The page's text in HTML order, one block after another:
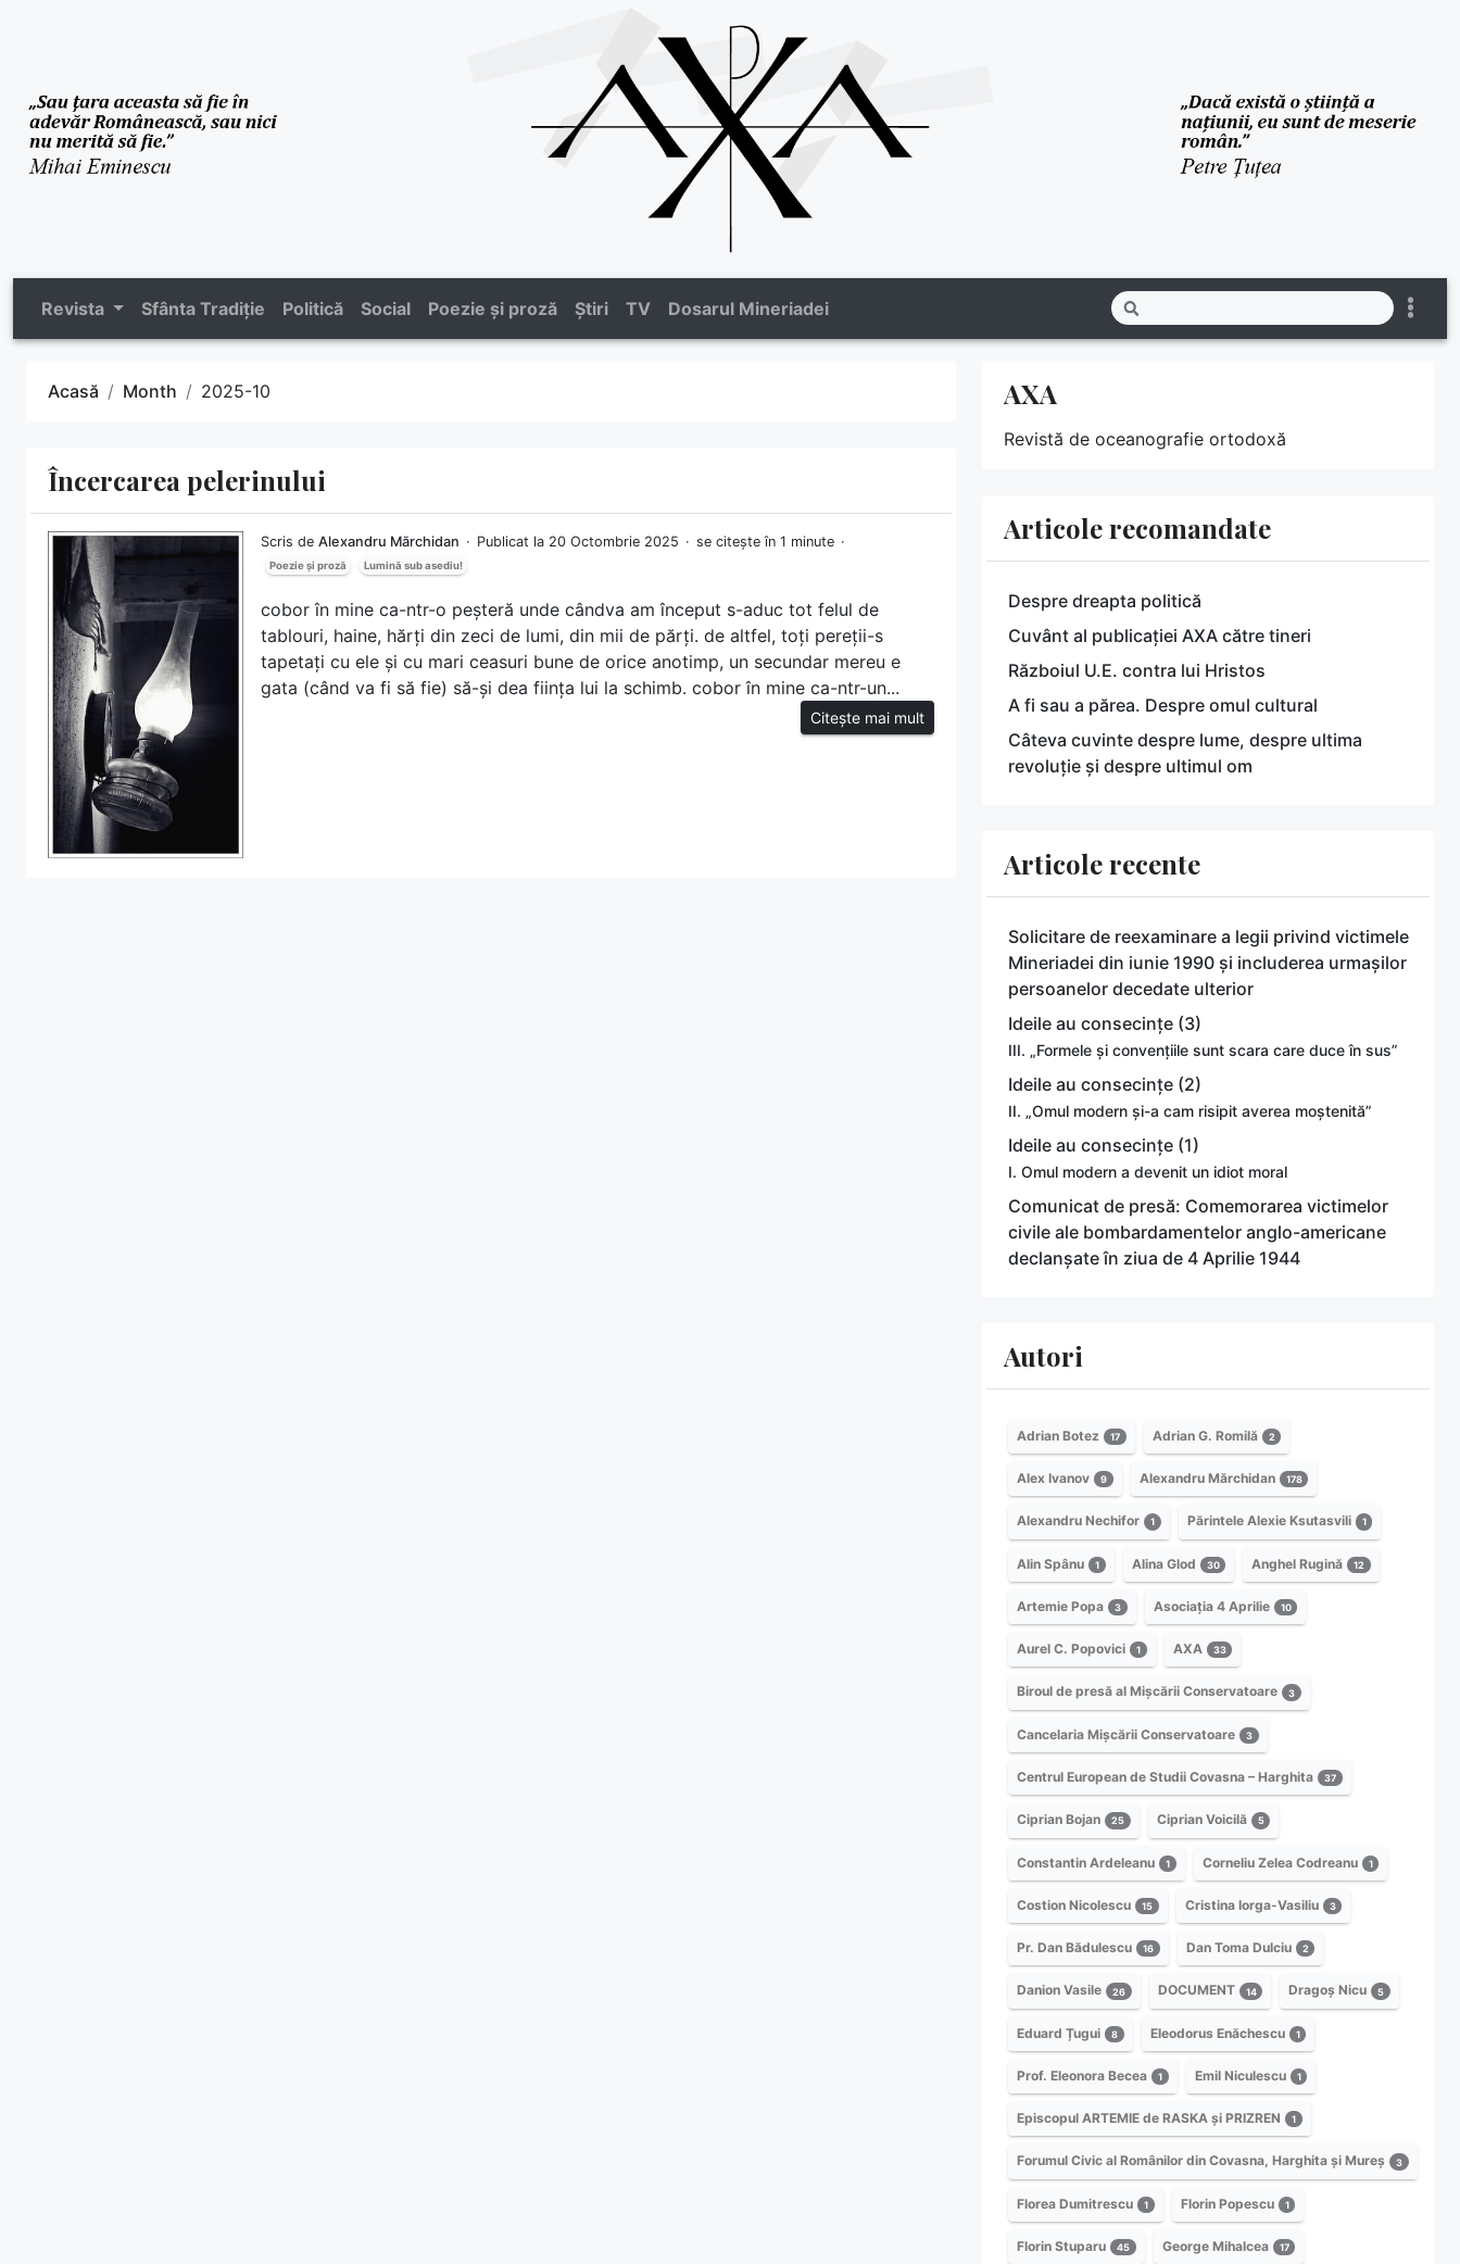
Revista Sfânta Tradiție Politică Social Poezie și proză Știri TV Dosarul Mineriadei
Acasă Month 2025-10
Încercarea pelerinului
Scris de Alexandru Mărchidan Publicat la 20 Octombrie 2025 se citește în 1 minute
Poezie și proză Lumină sub asediu!
cobor în mine ca-ntr-o peșteră unde cândva am început s-aduc tot felul de
tablouri, haine, hărți din zeci de lumi, din mii de părți. de altfel, toți pereții-s
tapetați cu ele și cu mari ceasuri bune de orice anotimp, un secundar mereu e
gata (când va fi să fie) să-și dea ființa lui la schimb. cobor în mine ca-ntr-un...
Citește mai mult
AXA
Revistă de oceanografie ortodoxă
Articole recomandate
Despre dreapta politică
Cuvânt al publicației AXA către tineri
Războiul U.E. contra lui Hristos
A fi sau a părea. Despre omul cultural
Câteva cuvinte despre lume, despre ultima
revoluție și despre ultimul om
Articole recente
Solicitare de reexaminare a legii privind victimele
Mineriadei din iunie 1990 și includerea urmașilor
persoanelor decedate ulterior
Ideile au consecințe (3)
III. „Formele și convențiile sunt scara care duce în sus”
Ideile au consecințe (2)
II. „Omul modern și-a cam risipit averea moștenită”
Ideile au consecințe (1)
I. Omul modern a devenit un idiot moral
Comunicat de presă: Comemorarea victimelor
civile ale bombardamentelor anglo-americane
declanșate în ziua de 4 Aprilie 1944
Autori
Adrian Botez 17 Adrian G. Romilă 2
Alex Ivanov 9 Alexandru Mărchidan 178
Alexandru Nechifor 1 Părintele Alexie Ksutasvili 1
Alin Spânu 1 Alina Glod 30 Anghel Rugină 12
Artemie Popa 3 Asociația 4 Aprilie 10
Aurel C. Popovici 1 AXA 33
Biroul de presă al Mișcării Conservatoare 3
Cancelaria Mișcării Conservatoare 3
Centrul European de Studii Covasna – Harghita 37
Ciprian Bojan 25 Ciprian Voicilă 5
Constantin Ardeleanu 1 Corneliu Zelea Codreanu 1
Costion Nicolescu 15 Cristina Iorga-Vasiliu 3
Pr. Dan Bădulescu 16 Dan Toma Dulciu 2
Danion Vasile 26 DOCUMENT 14 Dragoș Nicu 5
Eduard Țugui 8 Eleodorus Enăchescu 1
Prof. Eleonora Becea 1 Emil Niculescu 1
Episcopul ARTEMIE de RASKA și PRIZREN 1
Forumul Civic al Românilor din Covasna, Harghita și Mureș 3
Florea Dumitrescu 1 Florin Popescu 1
Florin Stuparu 45 George Mihalcea 17